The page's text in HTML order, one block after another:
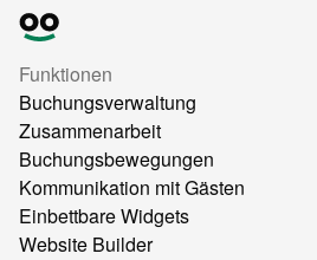
Funktionen
Buchungsverwaltung
Zusammenarbeit
Buchungsbewegungen
Kommunikation mit Gästen
Einbettbare Widgets
Website Builder